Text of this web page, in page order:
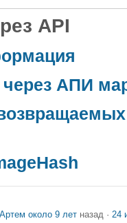
API
АПИ
Артем около 9 лет назад · 24